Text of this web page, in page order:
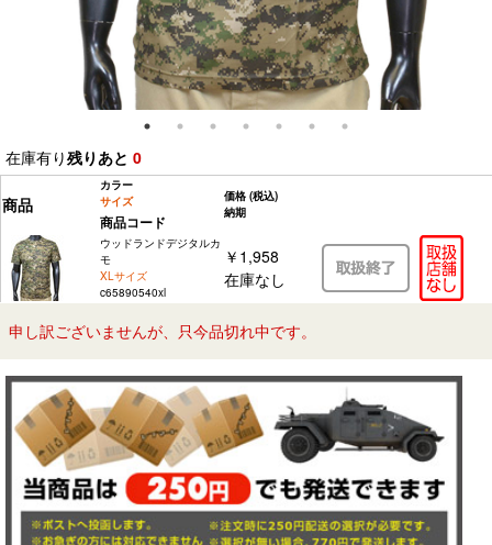
在庫有り残りあと 0
商品
カラー
サイズ
商品コード
価格 (税込)
納期
ウッドランドデジタルカ
モ
XLサイズ
c65890540xl
￥1,958
在庫なし
申し訳ございませんが、只今品切れ中です。